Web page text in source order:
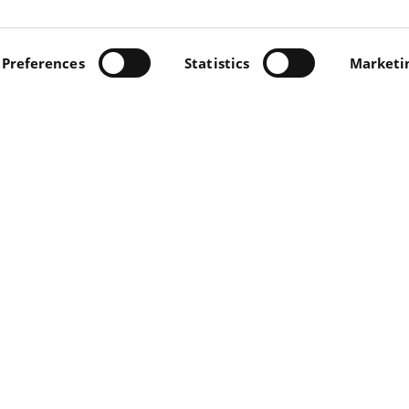
Preferences Statistics
00697230506 - PRIVACY/COOKIE - PRIVACY